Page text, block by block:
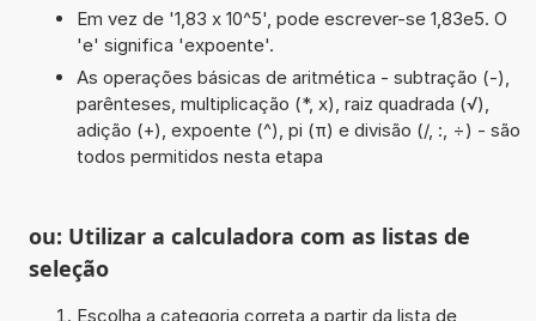
Em vez de '1,83 x 10^5', pode escrever-se 1,83e5. O
'e' significa 'expoente'.
As operações básicas de aritmética - subtração (-),
parênteses, multiplicação (*, x), raiz quadrada (√),
adição (+), expoente (^), pi (π) e divisão (/, :, ÷) - são
todos permitidos nesta etapa
ou: Utilizar a calculadora com as listas de
seleção
Escolha a categoria correta a partir da lista de